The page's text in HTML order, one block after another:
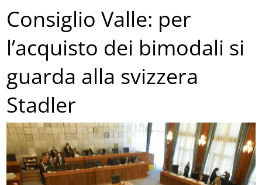
Consiglio Valle: per
l’acquisto dei bimodali si
guarda alla svizzera
Stadler